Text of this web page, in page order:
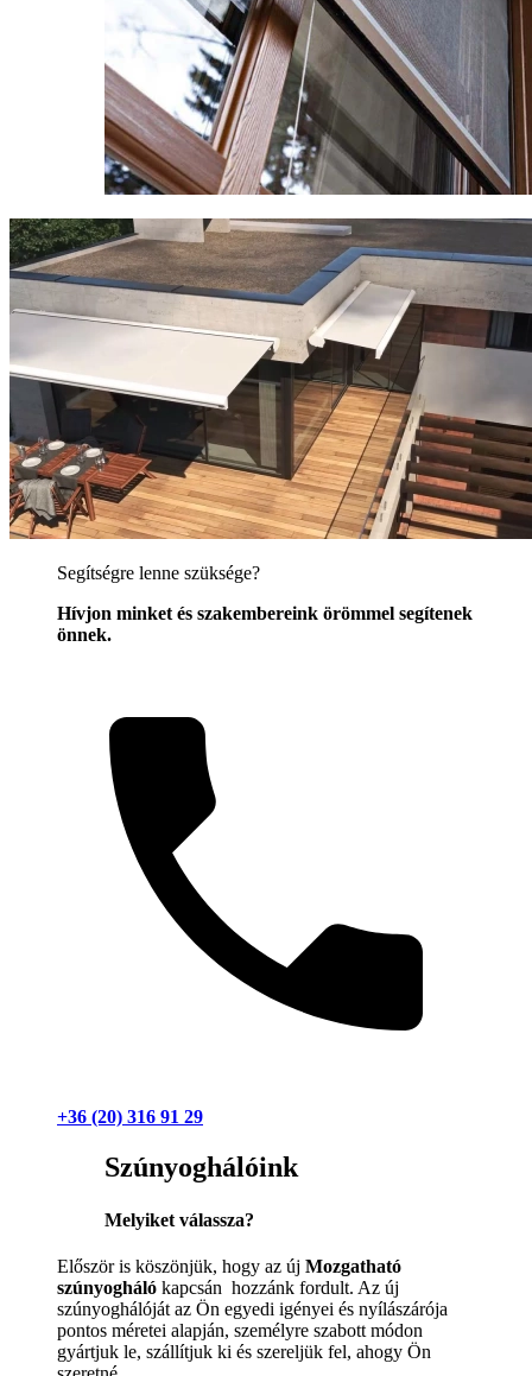
Segítségre lenne szüksége?
Hívjon minket és szakembereink örömmel segítenek
önnek.
+36 (20) 316 91 29
Szúnyoghálóink
Melyiket válassza?
Először is köszönjük, hogy az új Mozgatható
szúnyogháló kapcsán hozzánk fordult. Az új
szúnyoghálóját az Ön egyedi igényei és nyílászárója
pontos méretei alapján, személyre szabott módon
gyártjuk le, szállítjuk ki és szereljük fel, ahogy Ön